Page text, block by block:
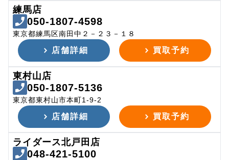
練馬店
050-1807-4598
東京都練馬区南田中２－２３－１８
店舗詳細 買取予約
東村山店
050-1807-5136
東京都東村山市本町1-9-2
店舗詳細 買取予約
ライダース北戸田店
048-421-5100